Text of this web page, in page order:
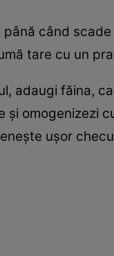
când
tare cu un
adaugi făina,
şi omogenizezi
uşor